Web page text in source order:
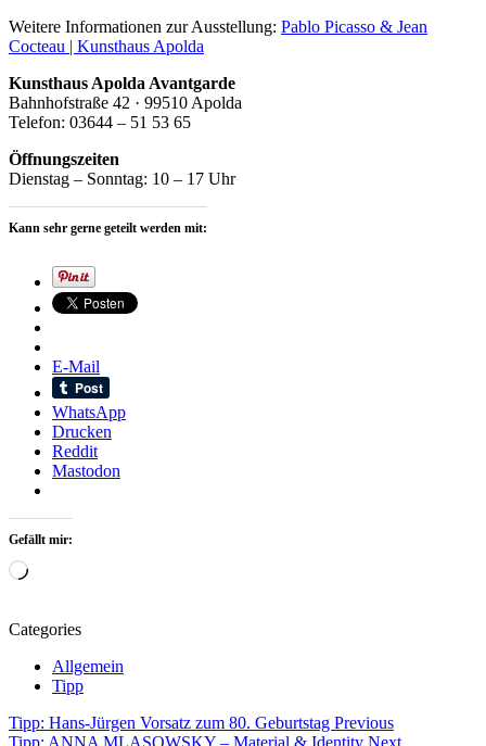
Weitere Informationen zur Ausstellung: Pablo Picasso & Jean
Cocteau | Kunsthaus Apolda
Kunsthaus Apolda Avantgarde
Bahnhofstraße 42 · 99510 Apolda
Telefon: 03644 – 51 53 65
Öffnungszeiten
Dienstag – Sonntag: 10 – 17 Uhr
Kann sehr gerne geteilt werden mit:
E-Mail
WhatsApp
Drucken
Reddit
Mastodon
Gefällt mir:
Wird
Categories
Allgemein
Tipp
Tags
Beitragsnavigation
Tipp: Hans-Jürgen Vorsatz zum 80. Geburtstag Previous
Tipp: ANNA MLASOWSKY – Material & Identity Next